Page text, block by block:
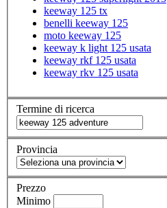
keeway 125 tx
benelli keeway 125
moto keeway 125
keeway k light 125 usata
keeway rkf 125 usata
keeway rkv 125 usata
Termine di ricerca
Provincia
Prezzo
Minimo